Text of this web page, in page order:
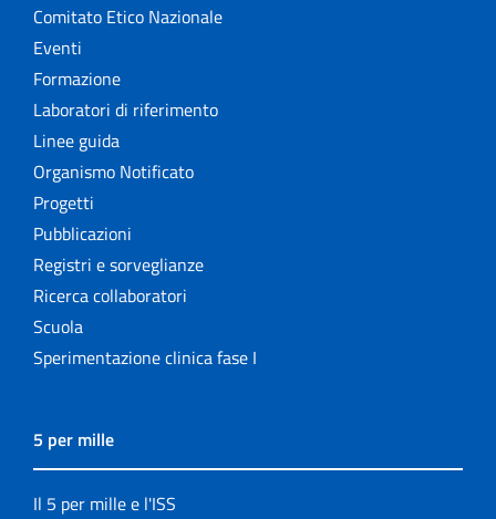
Comitato Etico Nazionale
Eventi
Formazione
Laboratori di riferimento
Linee guida
Organismo Notificato
Progetti
Pubblicazioni
Registri e sorveglianze
Ricerca collaboratori
Scuola
Sperimentazione clinica fase I
5 per mille
Il 5 per mille e l'ISS